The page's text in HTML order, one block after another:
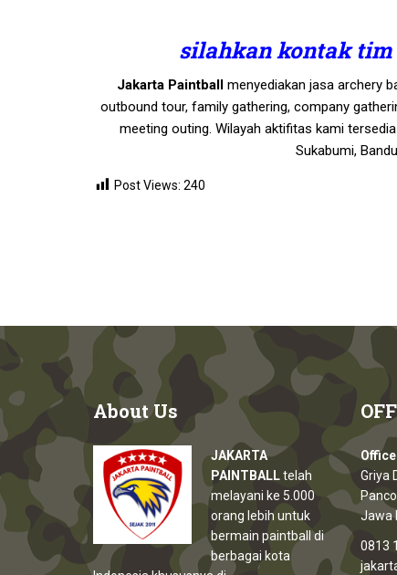
silahkan kontak
Jakarta Paintballmenyediakan jasa archery
outbound tour, family gathering, company
meeting outing. Wilayah aktifitas kami
Sukabumi,
Post Views: 240
AboutUs
JAKARTA
PAINTBALLtelah
melayani ke 5.000
orang lebih untuk
bermain paintball di
berbagai kota
Office
Griya
Jawa
0813